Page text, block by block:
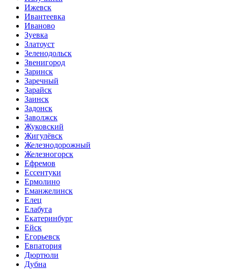
Ижевск
Ивантеевка
Иваново
Зуевка
Златоуст
Зеленодольск
Звенигород
Заринск
Заречный
Зарайск
Заинск
Задонск
Заволжск
Жуковский
Жигулёвск
Железнодорожный
Железногорск
Ефремов
Ессентуки
Ермолино
Еманжелинск
Елец
Елабуга
Екатеринбург
Ейск
Егорьевск
Евпатория
Дюртюли
Дубна